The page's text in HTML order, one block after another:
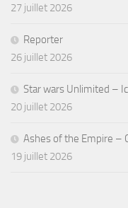
27 juillet 2026
Reporter
26 juillet 2026
Star wars Unlimited –
20 juillet 2026
Ashes of the Empire –
19 juillet 2026